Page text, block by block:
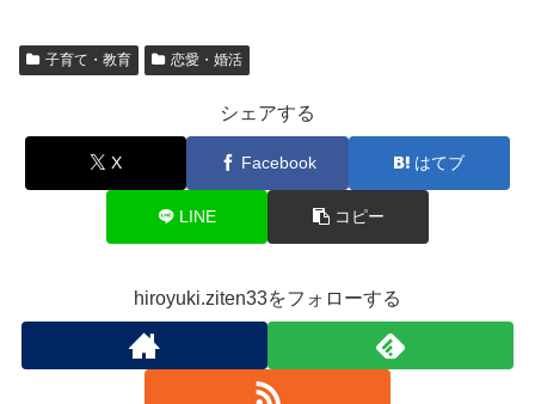
子育て・教育 恋愛・婚活
シェアする
X Facebook はてブ
LINE コピー
hiroyuki.ziten33をフォローする